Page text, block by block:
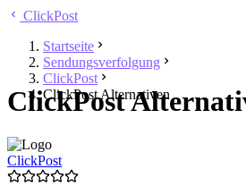
ClickPost
Startseite
Sendungsverfolgung
ClickPost
ClickPost Alternativen
ClickPost
ClickPost